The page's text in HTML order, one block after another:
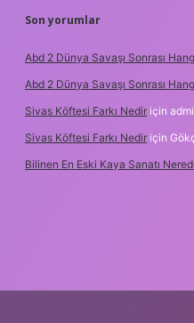
Son yorumlar
Abd 2 Dünya Savaşı Sonrası
Abd 2 Dünya Savaşı Sonrası
Sivas Köftesi Farkı Nedir için
Sivas Köftesi Farkı Nedir için
Bilinen En Eski Kaya Sanatı